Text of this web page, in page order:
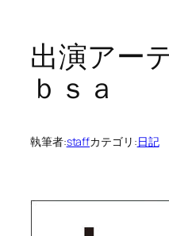
出演アー
ｂｓａ
執筆者:staffカテゴリ:日記